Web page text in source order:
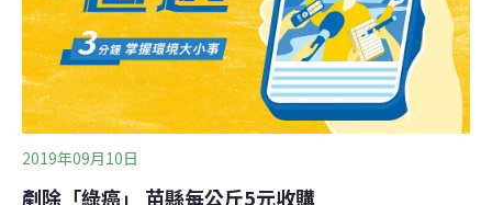
地，每段都會重新發根成為新的植株，因此還需要將所有
移除的雜草裝袋，最後交由林務局進行後續處理。志工捲
起袖子、戴起手套，各自拿著工具開始行動。講師何京翰
提醒，「這個百年炭窯雖然已經沒有在使用，但裡面常有
2019年09月10日
剷除「綠癌」 苗縣每公斤5元收購